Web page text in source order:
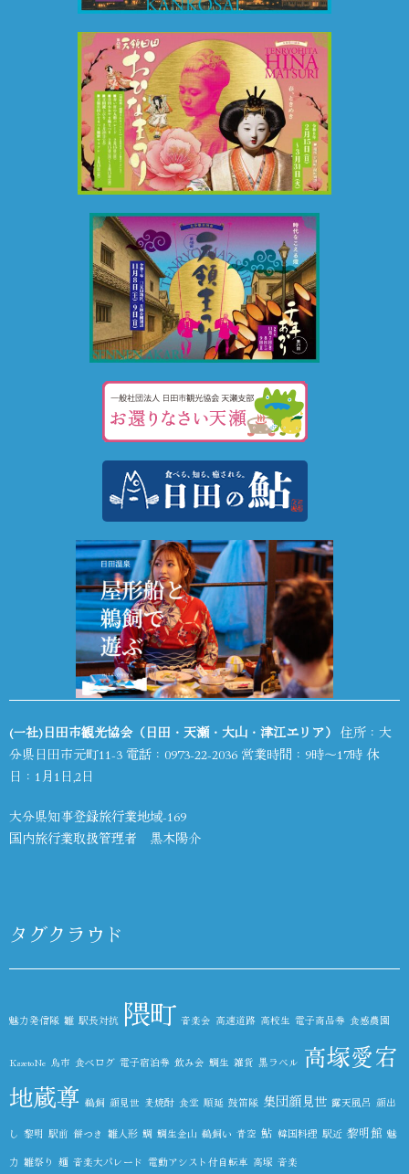
(一社)日田市観光協会（日田・天瀬・大山・津江エリア） 住所：大
分県日田市元町11-3 電話： 0973-22-2036 営業時間：9時～17時 休
日：1月1日,2日
大分県知事登録旅行業地域-169
国内旅行業取扱管理者 黒木陽介
タグクラウド
魅力発信隊 雛 駅長対抗 隈町 音楽会 高速道路 高校生 電子商品券 食感農園
KazetoNe 鳥市 食べログ 電子宿泊券 飲み会 鯛生 雑貨 黒ラベル 高塚愛宕
地蔵尊 鵜飼 顔見世 麦焼酎 食堂 順延 鼓笛隊 集団顔見世 露天風呂 顔出
し 黎明 駅前 餅つき 雛人形 鯛 鯛生金山 鵜飼い 青空 鮎 韓国料理 駅近 黎明館 魅
力 雛祭り 麺 音楽大パレード 電動アシスト付自転車 高塚 音楽